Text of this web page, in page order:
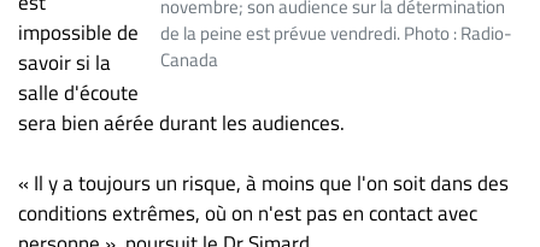
novembre; son audience sur la détermination
de la peine est prévue vendredi. Photo : Radio-
Canada
impossible de
savoir si la
salle d'écoute
sera bien aérée durant les audiences.
« Il y a toujours un risque, à moins que l'on soit dans des
conditions extrêmes, où on n'est pas en contact avec